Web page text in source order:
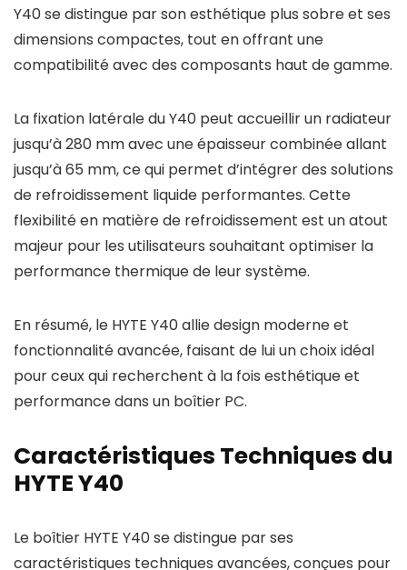
Y40 se distingue par son esthétique plus sobre et ses
dimensions compactes, tout en offrant une
compatibilité avec des composants haut de gamme.
La fixation latérale du Y40 peut accueillir un radiateur
jusqu’à 280 mm avec une épaisseur combinée allant
jusqu’à 65 mm, ce qui permet d’intégrer des solutions
de refroidissement liquide performantes. Cette
flexibilité en matière de refroidissement est un atout
majeur pour les utilisateurs souhaitant optimiser la
performance thermique de leur système.
En résumé, le HYTE Y40 allie design moderne et
fonctionnalité avancée, faisant de lui un choix idéal
pour ceux qui recherchent à la fois esthétique et
performance dans un boîtier PC.
Caractéristiques Techniques du
HYTE Y40
Le boîtier HYTE Y40 se distingue par ses
caractéristiques techniques avancées, conçues pour